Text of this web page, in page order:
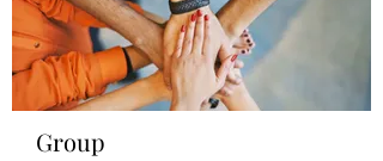
Group